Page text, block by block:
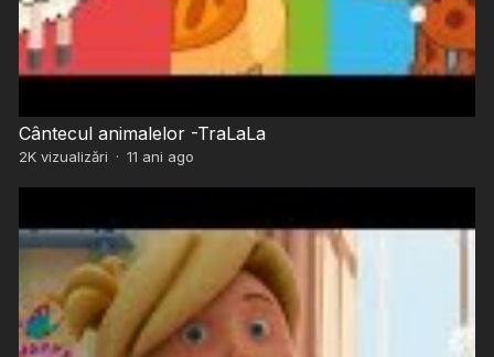
Cântecul animalelor -TraLaLa
2Kvizualizări · 11 ani ago